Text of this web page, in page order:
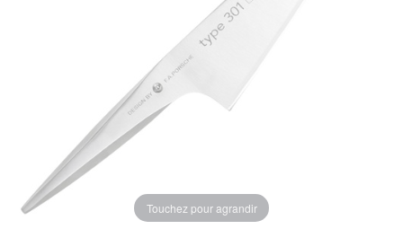
Touchez pour agrandir